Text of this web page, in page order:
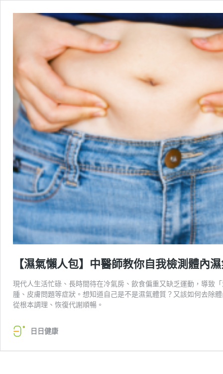
【濕氣懶人包】中醫師教你自我檢測體內
現代人生活忙碌、長時間待在冷氣房、飲食偏重又缺乏運動，導致
腫、皮膚問題等症狀。想知道自己是不是濕氣體質？又該如何去除
從根本調理、恢復代謝順暢。
日日健康